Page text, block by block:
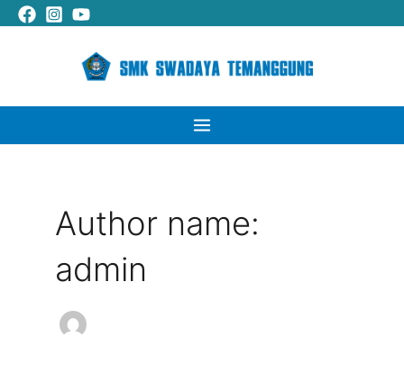
Lewati
ke
Author name:
admin
Cari